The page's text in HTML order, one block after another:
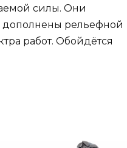
силы. Они
дополнены рельефной
работ. Обойдётся